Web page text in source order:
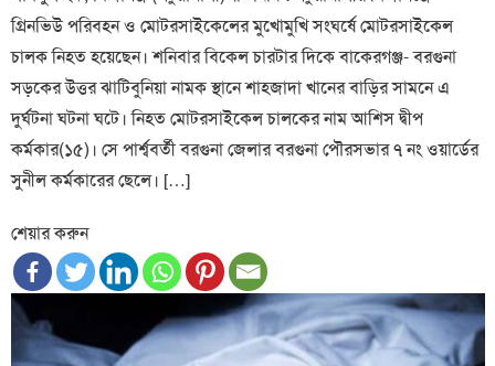
গ্রিনভিউ পরিবহন ও মোটরসাইকেলের মুখোমুখি সংঘর্ষে মোটরসাইকেল
চালক নিহত হয়েছেন। শনিবার বিকেল চারটার দিকে বাকেরগঞ্জ- বরগুনা
সড়কের উত্তর ঝাটিবুনিয়া নামক স্থানে শাহজাদা খানের বাড়ির সামনে এ
দুর্ঘটনা ঘটনা ঘটে। নিহত মোটরসাইকেল চালকের নাম আশিস দ্বীপ
কর্মকার(১৫)। সে পার্শ্ববর্তী বরগুনা জেলার বরগুনা পৌরসভার ৭ নং ওয়ার্ডের
সুনীল কর্মকারের ছেলে। […]
শেয়ার করুন